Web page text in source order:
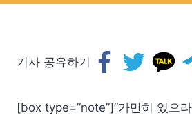
기사 공유하기
[box type=”note”]”가만히 있으